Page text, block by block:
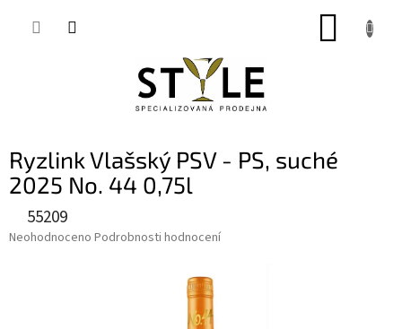
Ryzlink Vlašský PSV - PS, suché
2025 No. 44 0,75l
55209
Průměrné
Neohodnoceno Podrobnosti hodnocení